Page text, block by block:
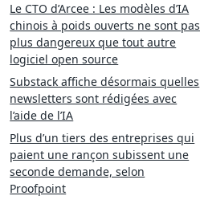
Le CTO d’Arcee : Les modèles d’IA
chinois à poids ouverts ne sont pas
plus dangereux que tout autre
logiciel open source
Substack affiche désormais quelles
newsletters sont rédigées avec
l’aide de l’IA
Plus d’un tiers des entreprises qui
paient une rançon subissent une
seconde demande, selon
Proofpoint